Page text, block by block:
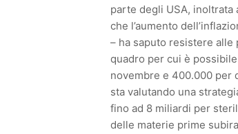
parte degli USA, inoltrata
che l’aumento
– ha saputo resistere alle
quadro per cui è
novembre e 400.000 per
sta valutando una
fino ad 8 miliardi per
delle materie prime